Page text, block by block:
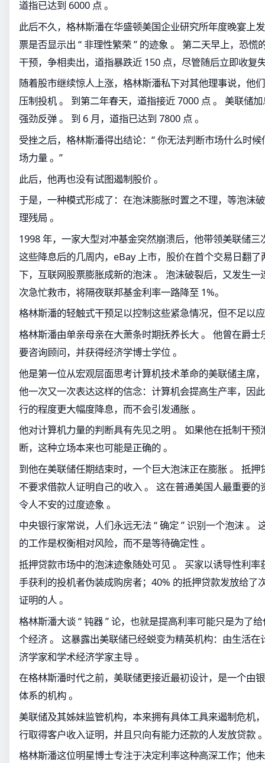
道指已达到 6000 点 。
此后不久，格林斯潘在华盛顿美国企业研究所年度晚宴上
票是否显示出 “ 非理性繁荣 ” 的迹象 。 第二天早上，恐慌
干预，争相卖出，道指暴跌近 150 点，尽管随后立即收复
随着股市继续惊人上涨，格林斯潘私下对其他理事说，他
压制投机 。 到第二年春天，道指接近 7000 点 。 美联储
强劲反弹 。 到 6 月，道指已达到 7800 点 。
受挫之后，格林斯潘得出结论：“ 你无法判断市场什么时
场力量 。”
此后，他再也没有试图遏制股价 。
于是，一种模式形成了：在泡沫膨胀时置之不理，等泡沫
理残局 。
1998 年，一家大型对冲基金突然崩溃后，他带领美联储三
这些降息后的几周内，eBay 上市，股价在首个交易日翻
下，互联网股票膨胀成新的泡沫 。 泡沫破裂后，又发生
次急忙救市，将隔夜联邦基金利率一路降至 1%。
格林斯潘的轻触式干预足以控制这些紧急情况，但不足以
格林斯潘由单亲母亲在大萧条时期抚养长大 。 他曾在爵
要咨询顾问，并获得经济学博士学位 。
他是第一位从宏观层面思考计算机技术革命的美联储主席
他一次又一次表达这样的信念：计算机会提高生产率，因
行的程度更大幅度降息，而不会引发通胀 。
他对计算机力量的判断具有先见之明 。 如果他在抵制干
断，这种立场本来也可能是正确的 。
到他在美联储任期结束时，一个巨大泡沫正在膨胀 。 抵
不要求借款人证明自己的收入 。 这在普通美国人最重要
令人不安的过度迹象 。
中央银行家常说，人们永远无法 “ 确定 ” 识别一个泡沫 。
的工作是权衡相对风险，而不是等待确定性 。
抵押贷款市场中的泡沫迹象随处可见 。 买家以诱导性利
手获利的投机者伪装成购房者；40% 的抵押贷款发放给了
证明的人 。
格林斯潘大谈 “ 钝器 ” 论，也就是提高利率可能只是为了
个经济 。 这暴露出美联储已经蜕变为精英机构：由生活
济学家和学术经济学家主导 。
在格林斯潘时代之前，美联储更接近最初设计，是一个由
体系的机构 。
美联储及其姊妹监管机构，本来拥有具体工具来遏制危机
行取得客户收入证明，并且只向有能力还款的人发放贷款
格林斯潘这位明星博士专注于决定利率这种高深工作；他